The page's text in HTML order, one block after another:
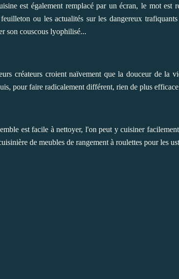
est également remplacé par un écran, le mot est
ou les actualités sur les dangereux
son couscous lyophilisé...
créateurs croient naïvement que la douceur de la
pour faire radicalement différent, rien de plus
est facile à nettoyer, l'on peut y cuisiner
de meubles de rangement à roulettes pour les